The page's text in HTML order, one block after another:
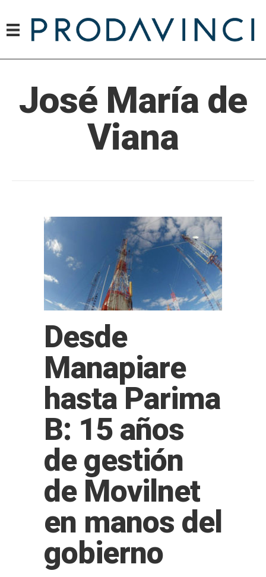
José María de
Viana
Desde
Manapiare
hasta Parima
B: 15 años
de gestión
de Movilnet
en manos del
gobierno